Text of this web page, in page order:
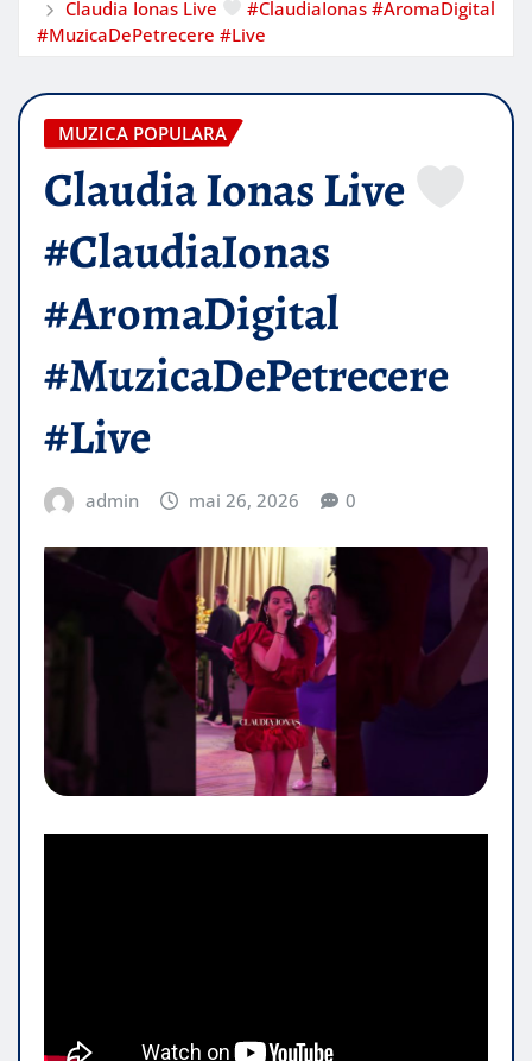
Claudia Ionas Live
#ClaudiaIonas #AromaDigital
#MuzicaDePetrecere #Live
MUZICA POPULARA
Claudia Ionas Live
#ClaudiaIonas
#AromaDigital
#MuzicaDePetrecere
#Live
admin mai 26, 2026 0